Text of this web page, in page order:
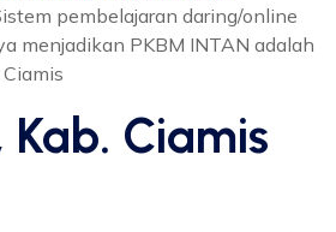
pembelajaran daring/online
menjadikan PKBM INTAN adalah
Ciamis